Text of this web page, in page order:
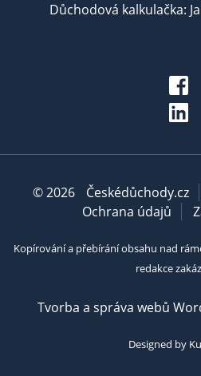
Důchodová kalkulačka:
© 2026 Českédůchody.cz
Ochrana údajů
Kopírování a přebírání obsahu nad
redakce
Tvorba a správa webů
Designed by